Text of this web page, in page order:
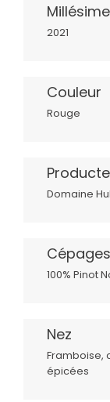
Millésime
2021
Couleur
Rouge
Domaine
Cépages
100% Pinot
Nez
Framboise,
épicées